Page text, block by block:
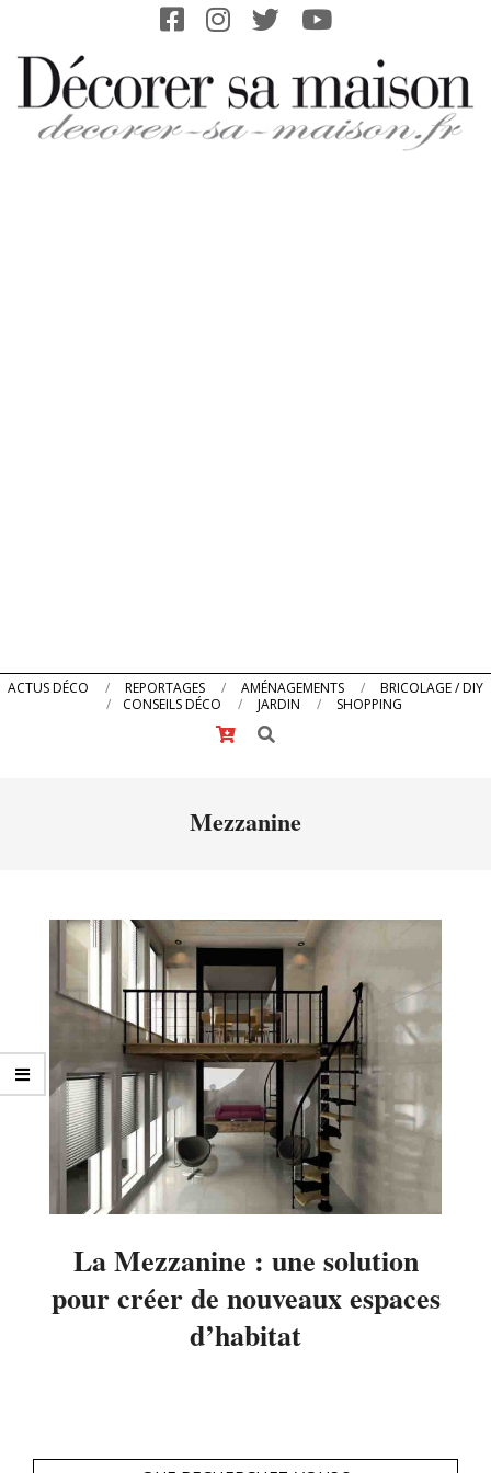
content
Primary
ACTUS DÉCO REPORTAGES AMÉNAGEMENTS
BRICOLAGE / DIY
CONSEILS DÉCO
JARDIN
SHOPPING
Search
Mezzanine
La Mezzanine : une solution
pour créer de nouveaux espaces
d’habitat